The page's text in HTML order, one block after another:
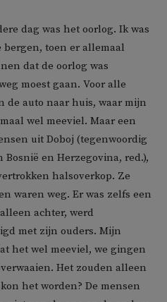
dag was het oorlog. Ik was
toen er allemaal
dat de oorlog was
moest gaan. Voor alle
de auto naar huis, waar mijn
wel meeviel. Maar een
uit Doboj (tegenwoordig
en Herzegovina, red.),
halsoverkop. Ze
waren weg. Er was zelfs een
achter, werd
met zijn ouders. Mijn
het wel meeviel, we gingen
Het zouden alleen
het worden? De mensen